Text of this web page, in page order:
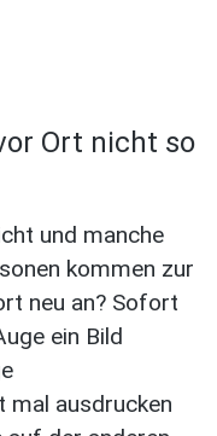
Ort nicht so
und manche
kommen zur
neu an? Sofort
ein Bild
mal ausdrucken